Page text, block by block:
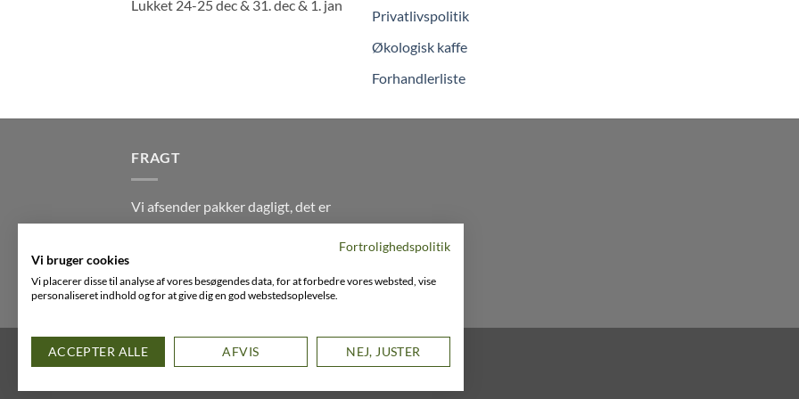
Lukket 24-25 dec & 31. dec & 1. jan
Privatlivspolitik
Økologisk kaffe
Forhandlerliste
FRAGT
Vi afsender pakker dagligt, det er
din garanti for stabil levering
ordre over DKK395
FACEBOOK INSTAGRAM
Fortrolighedspolitik
Vi bruger cookies
Vi placerer disse til analyse af vores besøgendes data, for at forbedre vores websted, vise
personaliseret indhold og for at give dig en god webstedsoplevelse.
ACCEPTER ALLE AFVIS NEJ, JUSTER